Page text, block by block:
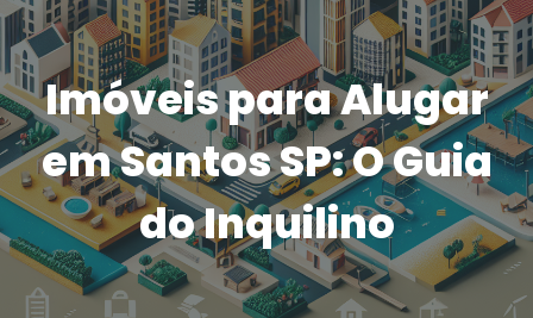
Imóveis para Alugar
em Santos SP: O Guia
do Inquilino